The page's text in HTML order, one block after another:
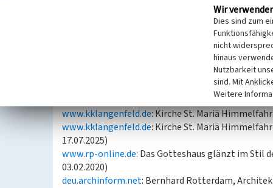
Schlichtheit und Funktionalität. Die helle
Wände, sondern auch durch die zahlreichen
sind. Das Kreuz hinter der dem Altar befindet sich
unauffällig beleuchtet werden, so dass dieses
(Robert Gansen, Rheinischer Verein für
www.kklangenfeld.de: Kirche St. Mariä
www.kklangenfeld.de: Kirche St. Mariä
17.07.2025)
www.rp-online.de: Das Gotteshaus glänzt im Stil
03.02.2020)
deu.archinform.net: Bernhard Rotterdam,
Wir
Dies sind zum
nicht
hinaus
Nutzbarkeit
sind. Mit
Weitere